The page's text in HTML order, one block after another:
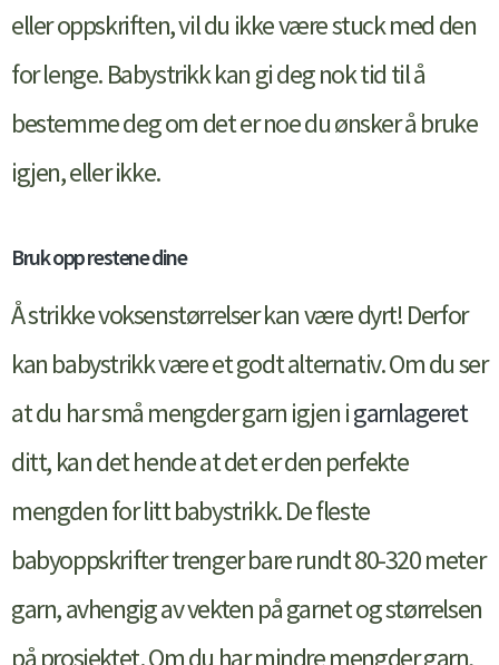
eller oppskriften, vil du ikke være stuck med den
for lenge. Babystrikk kan gi deg nok tid til å
bestemme deg om det er noe du ønsker å bruke
igjen, eller ikke.
Bruk opp restene dine
Å strikke voksenstørrelser kan være dyrt! Derfor
kan babystrikk være et godt alternativ. Om du ser
at du har små mengder garn igjen igarnlageret
ditt, kan det hende at det er den perfekte
mengden for litt babystrikk. De fleste
babyoppskrifter trenger bare rundt 80-320 meter
garn, avhengig av vekten på garnet og størrelsen
på prosjektet. Om du har mindre mengder garn,